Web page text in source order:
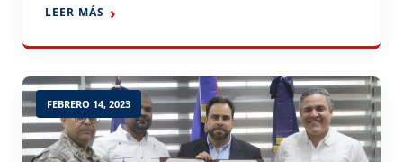
Luis Rodríguez y el Ceo de ITM Group, Mauricio
terminal turística y de carga Taíno Bay en San
LEER MÁS
FEBRERO 14, 2023